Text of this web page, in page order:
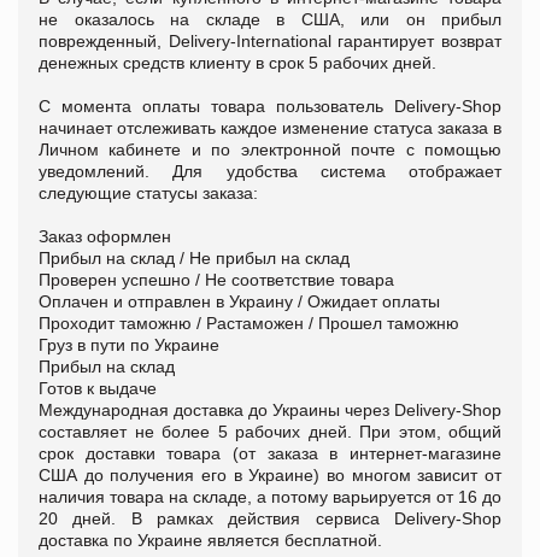
не оказалось на складе в США, или он прибыл
поврежденный, Delivery-International гарантирует возврат
денежных средств клиенту в срок 5 рабочих дней.
С момента оплаты товара пользователь Delivery-Shop
начинает отслеживать каждое изменение статуса заказа в
Личном кабинете и по электронной почте с помощью
уведомлений. Для удобства система отображает
следующие статусы заказа:
Заказ оформлен
Прибыл на склад / Не прибыл на склад
Проверен успешно / Не соответствие товара
Оплачен и отправлен в Украину / Ожидает оплаты
Проходит таможню / Растаможен / Прошел таможню
Груз в пути по Украине
Прибыл на склад
Готов к выдаче
Международная доставка до Украины через Delivery-Shop
составляет не более 5 рабочих дней. При этом, общий
срок доставки товара (от заказа в интернет-магазине
США до получения его в Украине) во многом зависит от
наличия товара на складе, а потому варьируется от 16 до
20 дней. В рамках действия сервиса Delivery-Shop
доставка по Украине является бесплатной.